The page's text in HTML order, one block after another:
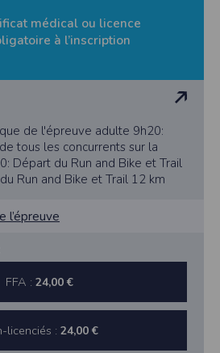
médical ou licence
à l’inscription
de l'épreuve adulte 9h20:
tous les concurrents sur la
Départ du Run and Bike et Trail
Run and Bike et Trail 12 km
l’épreuve
FFA : 24,00 €
licenciés : 24,00 €
app, so no information about your credit or